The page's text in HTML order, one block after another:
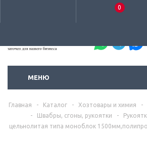
0
МЕНЮ
Главная - Каталог - Хозтовары и химия -
-
Швабры, сгоны, рукоятки -
цельнолитая типа моноблок